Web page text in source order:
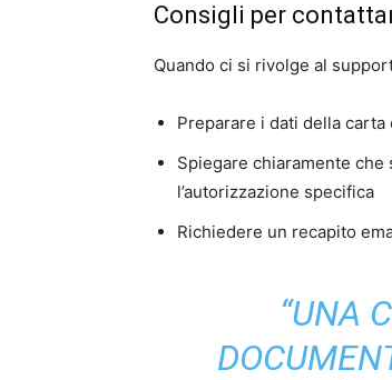
Consigli per
Quando ci si rivolge al
Preparare i dati della
Spiegare chiaramente
l’autorizzazione specifica
Richiedere un recapito
“UNA